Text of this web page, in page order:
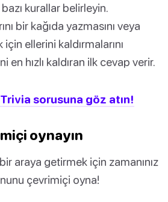
kurallar belirleyin.
bir kağıda yazmasını veya
ellerini kaldırmalarını
en hızlı kaldıran ilk cevap verir.
sorusuna göz atın!
oynayın
araya getirmek için zamanınız
çevrimiçi oyna!